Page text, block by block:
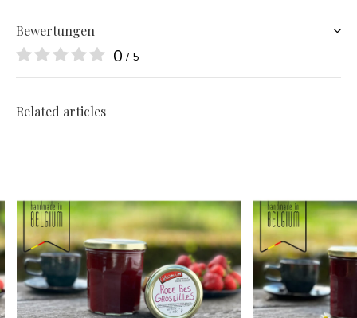
Bewertungen
0 / 5
Related articles